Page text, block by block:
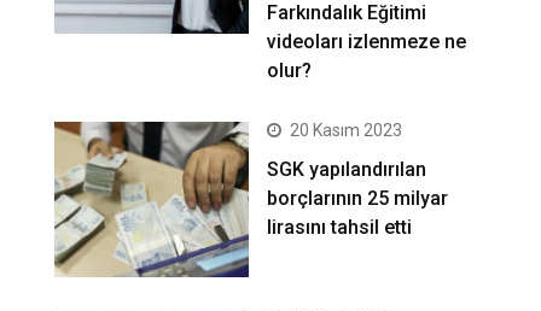
Farkındalık Eğitimi
videoları izlenmeze ne
olur?
20 Kasım 2023
SGK yapılandırılan
borçlarının 25 milyar
lirasını tahsil etti